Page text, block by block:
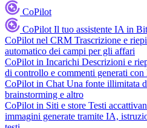
CoPilot
CoPilot Il tuo assistente IA in
CoPilot nel CRM Trascrizione e
automatico dei campi per gli affari
CoPilot in Incarichi Descrizioni e
di controllo e commenti generati
CoPilot in Chat Una fonte illimitata
brainstorming e altro
CoPilot in Siti e store Testi
immagini generate tramite IA,